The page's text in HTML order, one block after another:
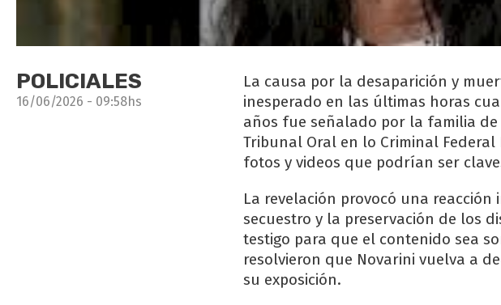
POLICIALES
16/06/2026 - 09:58hs
La causa por la desaparición y
inesperado en las últimas horas
años fue señalado por la familia
Tribunal Oral en lo Criminal
fotos y videos que podrían ser
La revelación provocó una
secuestro y la preservación de los
testigo para que el contenido sea
resolvieron que Novarini vuelva a
su exposición.